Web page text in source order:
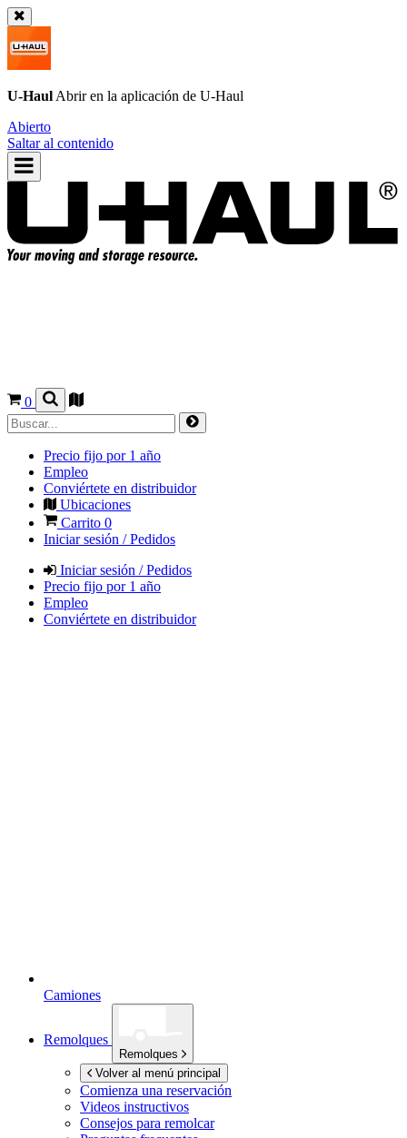
U-Haul Abrir en la aplicación de U-Haul
Abierto
Saltar al contenido
0
Precio fijo por 1 año
Empleo
Conviértete en distribuidor
Ubicaciones
Carrito 0
Iniciar sesión / Pedidos
Iniciar sesión / Pedidos
Precio fijo por 1 año
Empleo
Conviértete en distribuidor
Camiones
Remolques
Remolques
Volver al menú principal
Comienza una reservación
Videos instructivos
Consejos para remolcar